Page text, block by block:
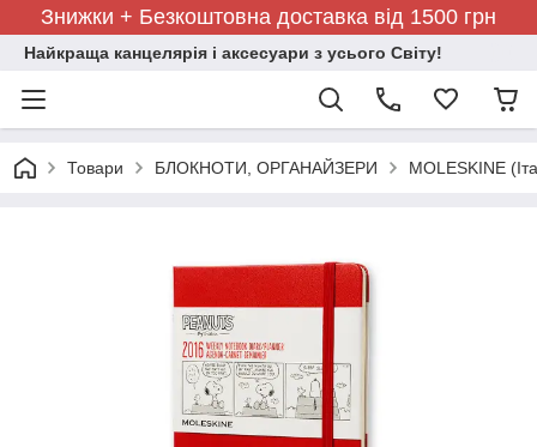
Знижки + Безкоштовна доставка від 1500 грн
Найкраща канцелярія і аксесуари з усього Світу!
Товари БЛОКНОТИ, ОРГАНАЙЗЕРИ MOLESKINE